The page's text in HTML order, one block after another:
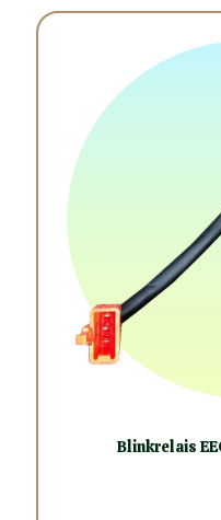
Blinkrelais